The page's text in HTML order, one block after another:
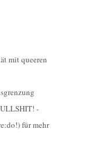
mit queeren
-
für mehr